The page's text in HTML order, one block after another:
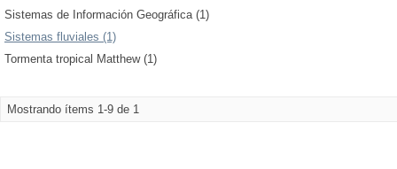
Sistemas de Información Geográfica (1)
Sistemas fluviales (1)
Tormenta tropical Matthew (1)
Mostrando ítems 1-9 de 1